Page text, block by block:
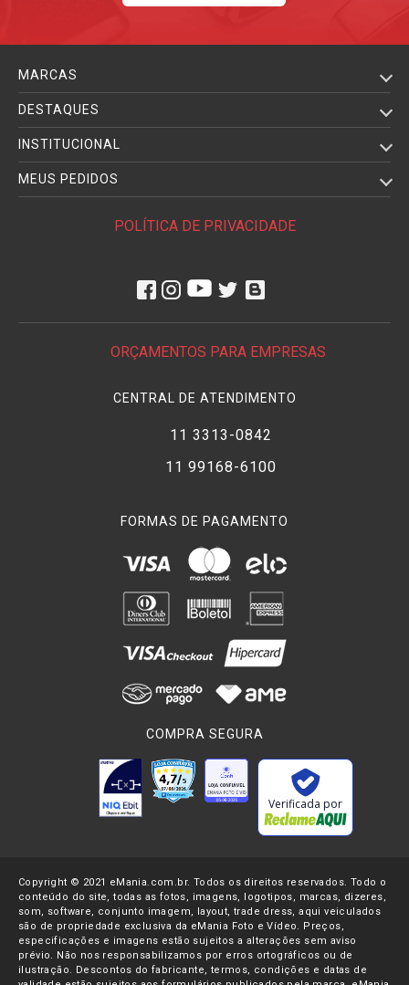
MARCAS
DESTAQUES
INSTITUCIONAL
MEUS PEDIDOS
POLÍTICA DE PRIVACIDADE
ORÇAMENTOS PARA EMPRESAS
CENTRAL DE ATENDIMENTO
11 3313-0842
11 99168-6100
FORMAS DE PAGAMENTO
COMPRA SEGURA
Verificada por
Copyright © 2021 eMania.com.br. Todos os direitos reservados. Todo o
conteúdo do site, todas as fotos, imagens, logotipos, marcas, dizeres,
som, software, conjunto imagem, layout, trade dress, aqui veiculados
são de propriedade exclusiva da eMania Foto e Vídeo. Preços,
especificações e imagens estão sujeitos a alterações sem aviso
prévio. Não nos responsabilizamos por erros ortográficos ou de
ilustração. Descontos do fabricante, termos, condições e datas de